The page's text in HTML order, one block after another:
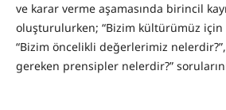
ve karar verme aşamasında birincil
oluşturulurken; “Bizim kültürümüz için
“Bizim öncelikli değerlerimiz
gereken prensipler nelerdir?”